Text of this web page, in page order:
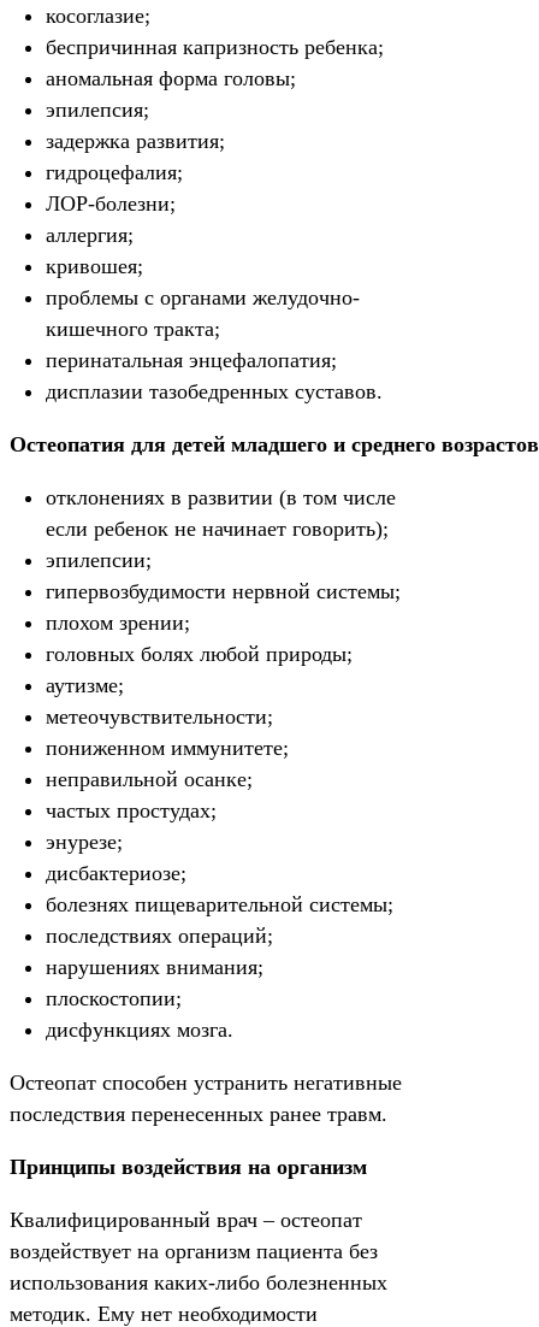
косоглазие;
беспричинная капризность ребенка;
аномальная форма головы;
эпилепсия;
задержка развития;
гидроцефалия;
ЛОР-болезни;
аллергия;
кривошея;
проблемы с органами желудочно-
кишечного тракта;
перинатальная энцефалопатия;
дисплазии тазобедренных суставов.
Остеопатия для детей младшего и среднего
отклонениях в развитии (в том числе
если ребенок не начинает говорить);
эпилепсии;
гипервозбудимости нервной системы;
плохом зрении;
головных болях любой природы;
аутизме;
метеочувствительности;
пониженном иммунитете;
неправильной осанке;
частых простудах;
энурезе;
дисбактериозе;
болезнях пищеварительной системы;
последствиях операций;
нарушениях внимания;
плоскостопии;
дисфункциях мозга.
Остеопат способен устранить негативные
последствия перенесенных ранее травм.
Принципы воздействия на организм
Квалифицированный врач – остеопат
воздействует на организм пациента без
использования каких-либо болезненных
методик. Ему нет необходимости